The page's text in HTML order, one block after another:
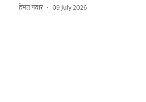
हेमंत पवार 09 July 2026